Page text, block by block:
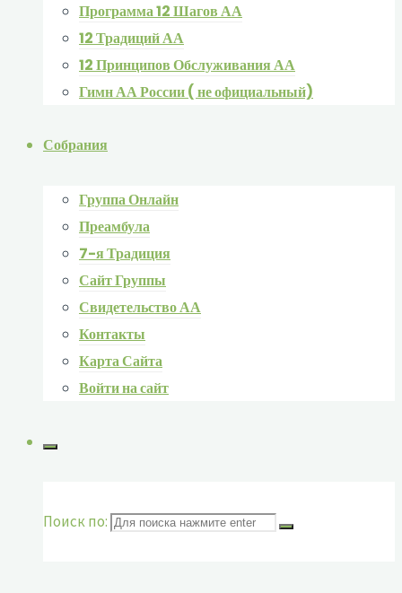
Программа 12 Шагов АА
12 Традиций АА
12 Принципов Обслуживания АА
Гимн АА России ( не официальный)
Собрания
Группа Онлайн
Преамбула
7-я Традиция
Сайт Группы
Свидетельство АА
Контакты
Карта Сайта
Войти на сайт
Поиск по: